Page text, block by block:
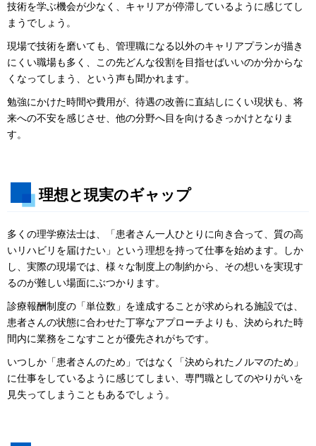
技術を学ぶ機会が少なく、キャリアが停滞しているように感じてし
まうでしょう。
現場で技術を磨いても、管理職になる以外のキャリアプランが描き
にくい職場も多く、この先どんな役割を目指せばいいのか分からな
くなってしまう、という声も聞かれます。
勉強にかけた時間や費用が、待遇の改善に直結しにくい現状も、将
来への不安を感じさせ、他の分野へ目を向けるきっかけとなりま
す。
理想と現実のギャップ
多くの理学療法士は、「患者さん一人ひとりに向き合って、質の高
いリハビリを届けたい」という理想を持って仕事を始めます。しか
し、実際の現場では、様々な制度上の制約から、その想いを実現す
るのが難しい場面にぶつかります。
診療報酬制度の「単位数」を達成することが求められる施設では、
患者さんの状態に合わせた丁寧なアプローチよりも、決められた時
間内に業務をこなすことが優先されがちです。
いつしか「患者さんのため」ではなく「決められたノルマのため」
に仕事をしているように感じてしまい、専門職としてのやりがいを
見失ってしまうこともあるでしょう。